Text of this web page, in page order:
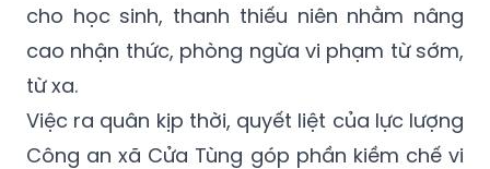
cho học sinh, thanh thiếu niên nhằm nâng
cao nhận thức, phòng ngừa vi phạm từ sớm,
từ xa.
Việc ra quân kịp thời, quyết liệt của lực lượng
Công an xã Cửa Tùng góp phần kiềm chế vi